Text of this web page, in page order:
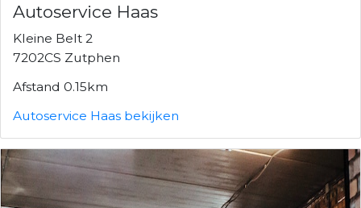
Autoservice Haas
Kleine Belt 2
7202CS Zutphen
Afstand 0.15km
Autoservice Haas bekijken